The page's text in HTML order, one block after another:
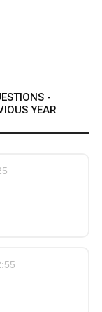
-
YEAR